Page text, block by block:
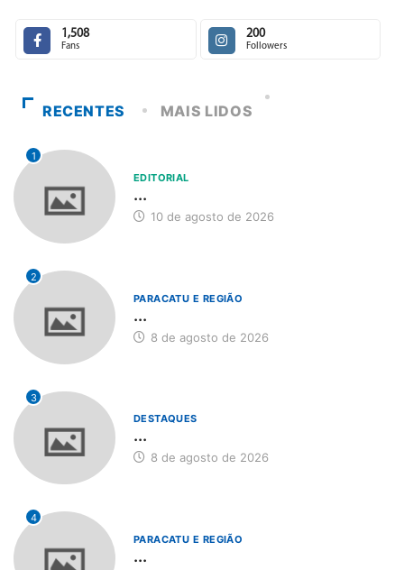
1,508
Fans
200
Followers
RECENTES MAIS LIDOS
1
EDITORIAL
...
10 de agosto de 2026
2
PARACATU E REGIÃO
...
8 de agosto de 2026
3
DESTAQUES
...
8 de agosto de 2026
4
PARACATU E REGIÃO
...